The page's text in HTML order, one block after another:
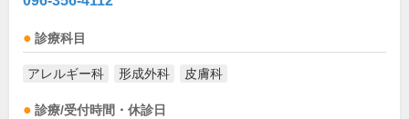
診療科目
アレルギー科 形成外科 皮膚科
診療/受付時間・休診日